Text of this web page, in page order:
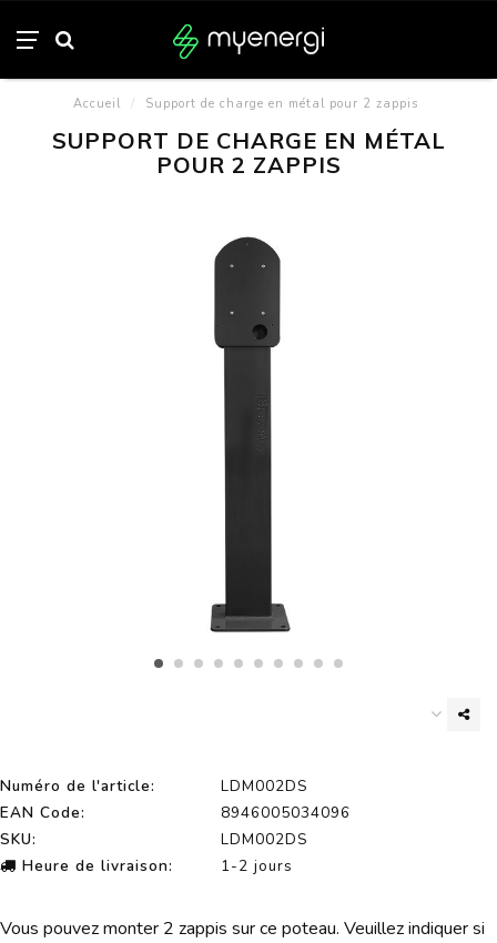
Accueil / Support de charge en métal pour 2 zappis
SUPPORT DE CHARGE EN MÉTAL
POUR 2 ZAPPIS
Numéro de l'article:
LDM002DS
EAN Code:
8946005034096
SKU:
LDM002DS
Heure de livraison:
1-2 jours
Vous pouvez monter 2 zappis sur ce poteau. Veuillez indiquer si